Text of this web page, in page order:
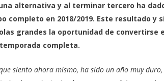
alternativa y al terminar tercero ha
completo en 2018/2019. Este resultado y
grandes la oportunidad de convertirse
completa.
siento ahora mismo, ha sido un año muy